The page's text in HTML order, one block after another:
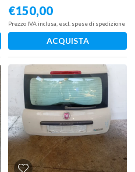
€150,00
Prezzo IVA inclusa, escl. spese di spedizione
ACQUISTA